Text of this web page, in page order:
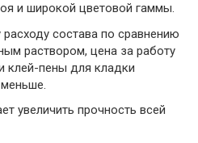
и широкой цветовой гаммы.
состава по сравнению
раствором, цена за работу
клей-пены для кладки
увеличить прочность всей